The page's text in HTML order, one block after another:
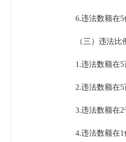
6.违法数额在5亿
（三）违法比例
1.违法数额在5百
2.违法数额在5百
3.违法数额在2千
4.违法数额在1亿